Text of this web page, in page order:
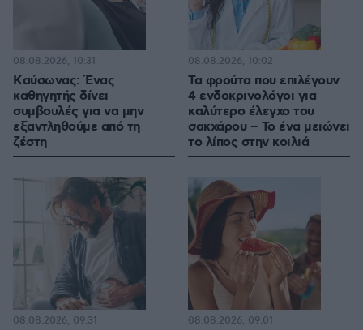
Kαύσωνας: Ένας
καθηγητής δίνει
συμβουλές για να μην
εξαντληθούμε από τη
ζέστη
08.08.2026, 10:31
Τα φρούτα που επιλέγουν
4 ενδοκρινολόγοι για
καλύτερο έλεγχο του
σακχάρου – Το ένα μειώνει
το λίπος στην κοιλιά
08.08.2026, 10:02
08.08.2026, 09:31 08.08.2026, 09:01